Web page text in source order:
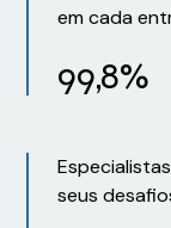
em cada
99,8%
seus